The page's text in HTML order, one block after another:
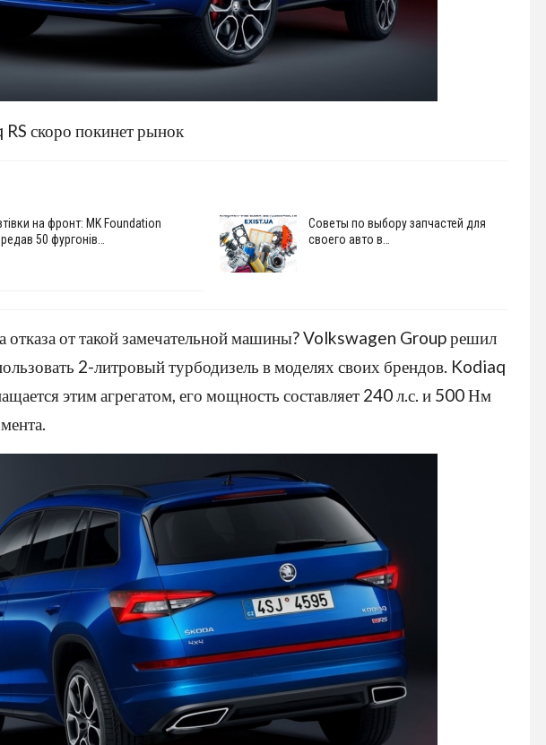
скоро покинет рынок
на фронт: MK Foundation
50 фургонів…
Советы по выбору запчастей для
своего авто в…
отказа от такой замечательной машины? Volkswagen Group решил
2-литровый турбодизель в моделях своих брендов. Kodiaq
этим агрегатом, его мощность составляет 240 л.с. и 500 Нм